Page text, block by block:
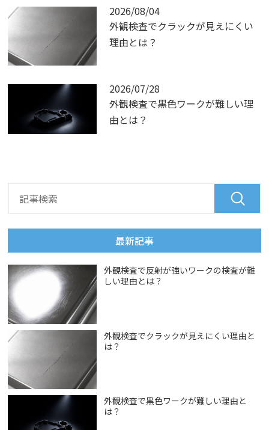
2026/08/04
外観検査でクラックが見えにくい
理由とは？
2026/07/28
外観検査で黒色ワークが難しい理
由とは？
最新記事
外観検査で反射が強いワークの検査が難
しい理由とは？
外観検査でクラックが見えにくい理由と
は？
外観検査で黒色ワークが難しい理由と
は？